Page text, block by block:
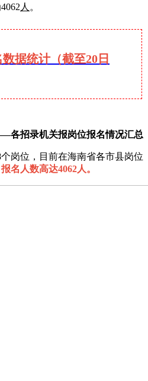
人 。
据统计（截至20日
各招录机关报岗位报名情况汇总
岗位，目前在海南省各市县岗位
名人数高达4062人。